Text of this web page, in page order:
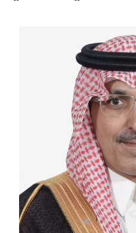
Customs
Real Estate Transactions